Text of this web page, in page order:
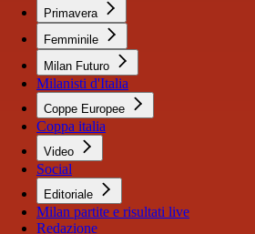
Primavera
Femminile
Milan Futuro
Milanisti d'Italia
Coppe Europee
Coppa italia
Video
Social
Editoriale
Milan partite e risultati live
Redazione